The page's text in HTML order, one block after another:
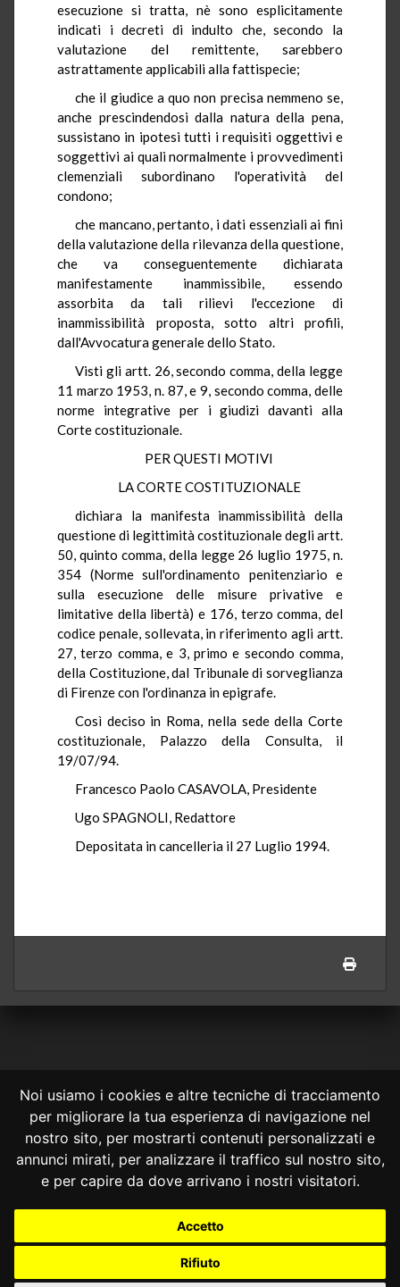
Noi usiamo i cookies e altre tecniche di tracciamento
per migliorare la tua esperienza di navigazione nel
nostro sito, per mostrarti contenuti personalizzati e
annunci mirati, per analizzare il traffico sul nostro sito,
e per capire da dove arrivano i nostri visitatori.
Accetto
Rifiuto
esecuzione si tratta, nè sono esplicitamente
indicati i decreti di indulto che, secondo la
valutazione del remittente, sarebbero
astrattamente applicabili alla fattispecie;
che il giudice a quo non precisa nemmeno se,
anche prescindendosi dalla natura della pena,
sussistano in ipotesi tutti i requisiti oggettivi e
soggettivi ai quali normalmente i provvedimenti
clemenziali subordinano l'operatività del
condono;
che mancano, pertanto, i dati essenziali ai fini
della valutazione della rilevanza della questione,
che va conseguentemente dichiarata
manifestamente inammissibile, essendo
assorbita da tali rilievi l'eccezione di
inammissibilità proposta, sotto altri profili,
dall'Avvocatura generale dello Stato.
Visti gli artt. 26, secondo comma, della legge
11 marzo 1953, n. 87, e 9, secondo comma, delle
norme integrative per i giudizi davanti alla
Corte costituzionale.
PER QUESTI MOTIVI
LA CORTE COSTITUZIONALE
dichiara la manifesta inammissibilità della
questione di legittimità costituzionale degli artt.
50, quinto comma, della legge 26 luglio 1975, n.
354 (Norme sull'ordinamento penitenziario e
sulla esecuzione delle misure privative e
limitative della libertà) e 176, terzo comma, del
codice penale, sollevata, in riferimento agli artt.
27, terzo comma, e 3, primo e secondo comma,
della Costituzione, dal Tribunale di sorveglianza
di Firenze con l'ordinanza in epigrafe.
Così deciso in Roma, nella sede della Corte
costituzionale, Palazzo della Consulta, il
19/07/94.
Francesco Paolo CASAVOLA, Presidente
Ugo SPAGNOLI, Redattore
Depositata in cancelleria il 27 Luglio 1994.
CONSULTA ONLINE DAL 1995 -NOTE LEGALI
Consulta OnLine non ha prodotto e non è responsabile per i contenuti e
le informazioni legali di siti collegati.
costituisce una relazione di consulenza legale.
Nessuno deve confidare o agire in base alle informazioni disponibili in
info@giurcost.org| Giurisprudenza Costituzionale|